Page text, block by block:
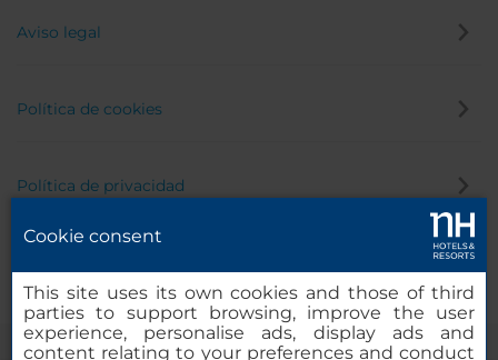
Aviso legal
Política de cookies
Política de privacidad
Cookie consent
This site uses its own cookies and those of third
parties to support browsing, improve the user
experience, personalise ads, display ads and
content relating to your preferences and conduct